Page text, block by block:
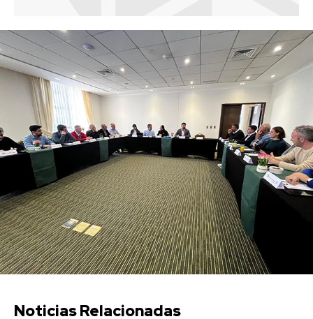
Noticias Relacionadas